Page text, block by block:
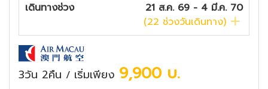
เดินทางช่วง
21 ส.ค. 69 - 4 มี.ค. 70
(22 ช่วงวันเดินทาง)
3วัน 2คืน / เริ่มเพียง 9,900 บ.